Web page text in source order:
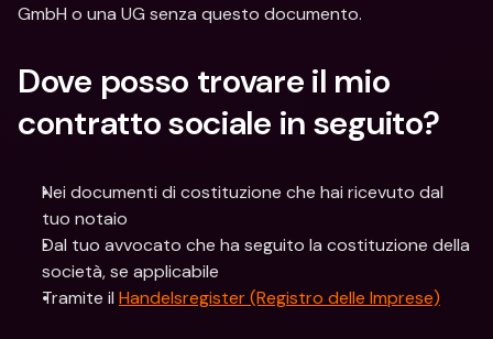
GmbH o una UG senza questo documento.
Dove posso trovare il mio
contratto sociale in seguito?
Nei documenti di costituzione che hai ricevuto dal
tuo notaio
Dal tuo avvocato che ha seguito la costituzione della
società, se applicabile
Tramite il Handelsregister (Registro delle Imprese)